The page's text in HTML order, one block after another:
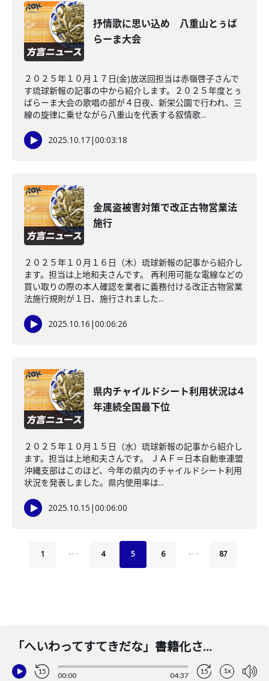
抒情歌に思い込め 八重山とぅば
らーま大会
２０２５年１０月１７日(金)放送回担当は赤嶺啓子さんで
す琉球新報の記事の中から紹介します。２０２５年度とぅ
ばらーま大会の歌唱の部が４日夜、新栄公園で行われ、三
線の旋律に乗せながら八重山を代表する叙情歌...
2025.10.17|00:03:18
金属盗被害対策で改正古物営業法
施行
２０２５年１０月１６日（木）琉球新報の記事から紹介し
ます。担当は上地和夫さんです。 再利用可能な電線などの
買い取りの際の本人確認を業者に義務付ける改正古物営業
法施行規則が１日、施行されました...
2025.10.16 |00:06:26
県内チャイルドシート利用状況は4
年連続全国最下位
２０２５年１０月１５日（水）琉球新報の記事から紹介し
ます。担当は上地和夫さんです。 ＪＡＦ＝日本自動車連盟
沖縄支部はこのほど、今年の県内のチャイルドシート利用
状況を発表しました。県内使用率は...
2025.10.15 |00:06:00
1 … 4 5 6 … 87
「へいわってすてきだな」書籍化される
15 00:00 04:37 15 1x